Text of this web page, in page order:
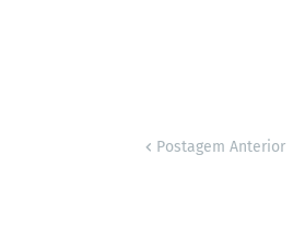
Postagem Anterior